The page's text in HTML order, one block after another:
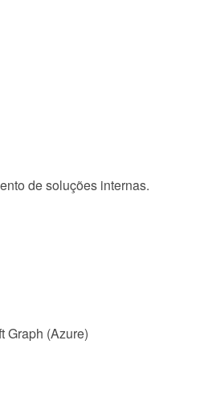
de soluções internas.
Graph (Azure)